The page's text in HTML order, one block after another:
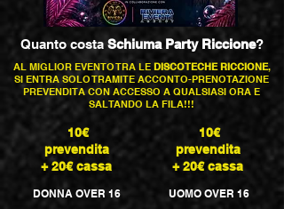
Quanto costaSchiuma Party Riccione?
AL MIGLIOR EVENTO TRA LE DISCOTECHE RICCIONE,
SI ENTRA SOLO TRAMITE ACCONTO-PRENOTAZIONE
PREVENDITA CON ACCESSO A QUALSIASI ORA E
SALTANDO LA FILA!!!
10€
prevendita
+ 20€ cassa
DONNA OVER 16
10€
prevendita
+ 20€ cassa
UOMO OVER 16